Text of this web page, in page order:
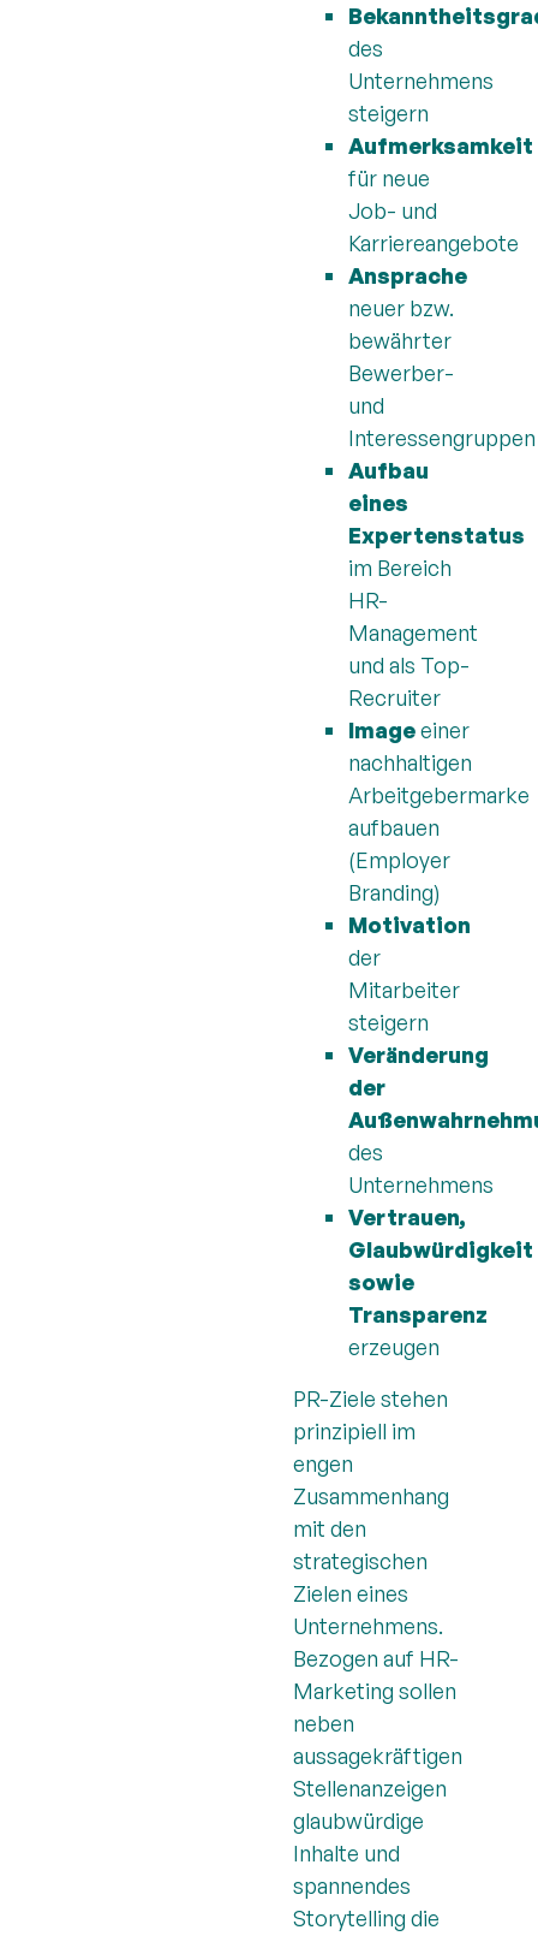
des
Unternehmens
steigern
Aufmerksamkeit
für neue
Job- und
Karriereangebote
Ansprache
neuer bzw.
bewährter
Bewerber-
und
Interessengruppen
Aufbau
eines
Expertenstatus
im Bereich
HR-
Management
und als Top-
Recruiter
Imageeiner
nachhaltigen
Arbeitgebermarke
aufbauen
(Employer
Branding)
Motivation
der
Mitarbeiter
steigern
Veränderung
der
des
Unternehmens
Vertrauen,
Glaubwürdigkeit
sowie
Transparenz
erzeugen
PR-Ziele stehen
prinzipiell im
engen
Zusammenhang
mit den
strategischen
Zielen eines
Unternehmens.
Bezogen auf HR-
Marketing sollen
neben
aussagekräftigen
Stellenanzeigen
glaubwürdige
Inhalte und
spannendes
Storytelling die